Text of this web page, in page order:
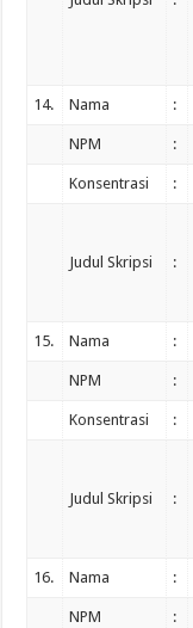
14. Nama :
NPM :
Konsentrasi :
Judul Skripsi :
15. Nama :
NPM :
Konsentrasi :
Judul Skripsi :
16. Nama :
NPM :